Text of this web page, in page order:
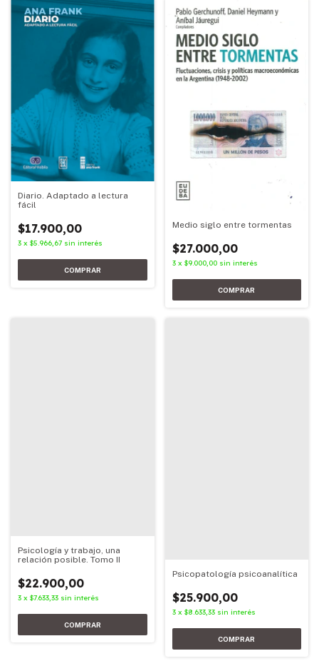
Diario. Adaptado a lectura
fácil
$17.900,00
3 x $5.966,67 sin interés
Medio siglo entre tormentas
$27.000,00
3 x $9.000,00 sin interés
Psicología y trabajo, una
relación posible. Tomo II
$22.900,00
3 x $7.633,33 sin interés
Psicopatología psicoanalítica
$25.900,00
3 x $8.633,33 sin interés